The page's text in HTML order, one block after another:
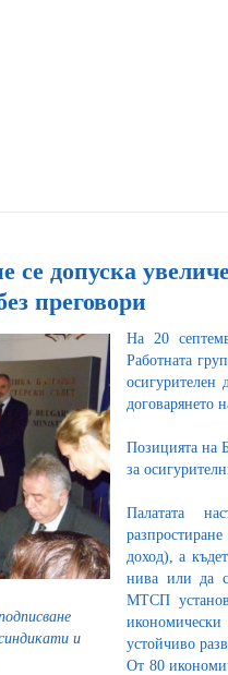
се допуска
преговори
и
На 20
Работната
осигурителен
договарянето
Позицията на
за
Палатата
доход), а
нива или да
МТСП
устойчиво
От 80